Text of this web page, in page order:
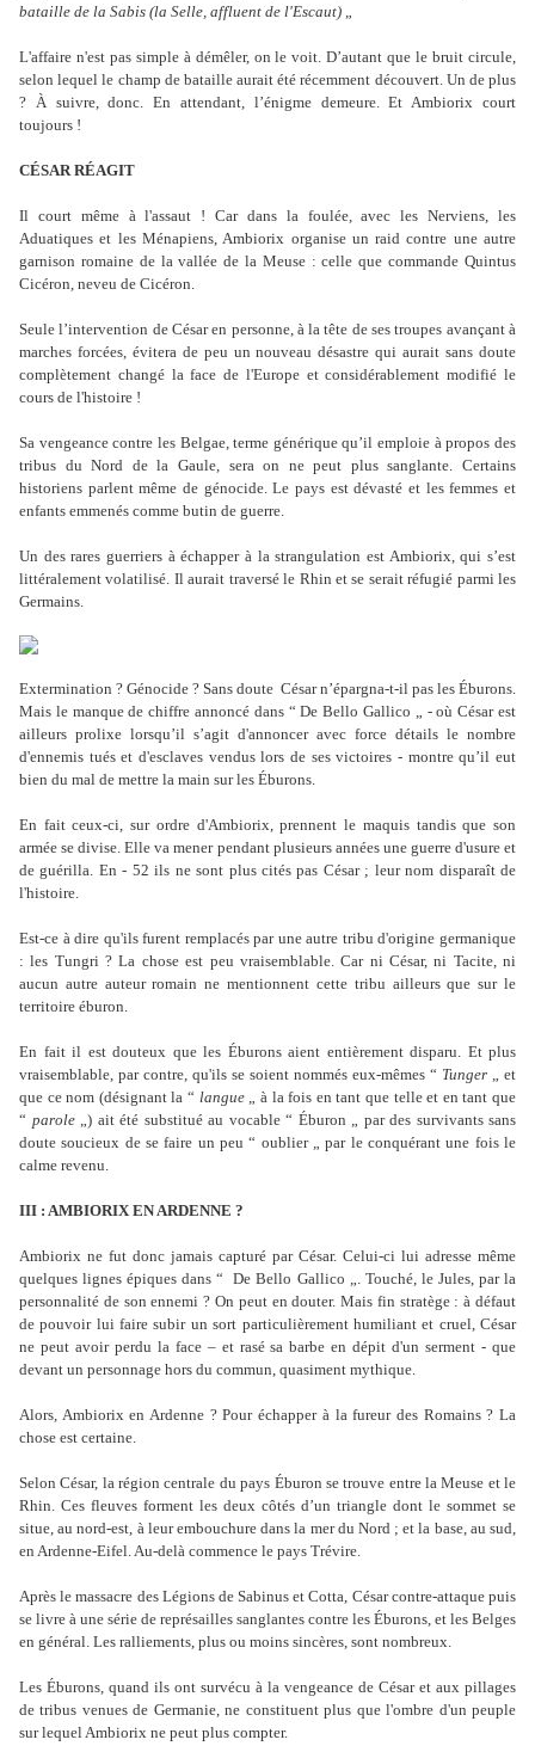
bataille de la Sabis (la Selle, affluent de l'Escaut) „
L'affaire n'est pas simple à démêler, on le voit. D’autant que le bruit circule,
selon lequel le champ de bataille aurait été récemment découvert. Un de plus
? À suivre, donc. En attendant, l’énigme demeure. Et Ambiorix court
toujours !
CÉSAR RÉAGIT
Il court même à l'assaut ! Car dans la foulée, avec les Nerviens, les
Aduatiques et les Ménapiens, Ambiorix organise un raid contre une autre
garnison romaine de la vallée de la Meuse : celle que commande Quintus
Cicéron, neveu de Cicéron.
Seule l’intervention de César en personne, à la tête de ses troupes avançant à
marches forcées, évitera de peu un nouveau désastre qui aurait sans doute
complètement changé la face de l'Europe et considérablement modifié le
cours de l'histoire !
Sa vengeance contre les Belgae, terme générique qu’il emploie à propos des
tribus du Nord de la Gaule, sera on ne peut plus sanglante. Certains
historiens parlent même de génocide. Le pays est dévasté et les femmes et
enfants emmenés comme butin de guerre.
Un des rares guerriers à échapper à la strangulation est Ambiorix, qui s’est
littéralement volatilisé. Il aurait traversé le Rhin et se serait réfugié parmi les
Germains.
Extermination ? Génocide ? Sans doute César n’épargna-t-il pas les Éburons.
Mais le manque de chiffre annoncé dans “ De Bello Gallico „ - où César est
ailleurs prolixe lorsqu’il s’agit d'annoncer avec force détails le nombre
d'ennemis tués et d'esclaves vendus lors de ses victoires - montre qu’il eut
bien du mal de mettre la main sur les Éburons.
En fait ceux-ci, sur ordre d'Ambiorix, prennent le maquis tandis que son
armée se divise. Elle va mener pendant plusieurs années une guerre d'usure et
de guérilla. En - 52 ils ne sont plus cités pas César ; leur nom disparaît de
l'histoire.
Est-ce à dire qu'ils furent remplacés par une autre tribu d'origine germanique
: les Tungri ? La chose est peu vraisemblable. Car ni César, ni Tacite, ni
aucun autre auteur romain ne mentionnent cette tribu ailleurs que sur le
territoire éburon.
En fait il est douteux que les Éburons aient entièrement disparu. Et plus
vraisemblable, par contre, qu'ils se soient nommés eux-mêmes “ Tunger „ et
que ce nom (désignant la “ langue„ à la fois en tant que telle et en tant que
“ parole„) ait été substitué au vocable “ Éburon „ par des survivants sans
doute soucieux de se faire un peu “ oublier „ par le conquérant une fois le
calme revenu.
III : AMBIORIX EN ARDENNE ?
Ambiorix ne fut donc jamais capturé par César. Celui-ci lui adresse même
quelques lignes épiques dans “ De Bello Gallico „. Touché, le Jules, par la
personnalité de son ennemi ? On peut en douter. Mais fin stratège : à défaut
de pouvoir lui faire subir un sort particulièrement humiliant et cruel, César
ne peut avoir perdu la face – et rasé sa barbe en dépit d'un serment - que
devant un personnage hors du commun, quasiment mythique.
Alors, Ambiorix en Ardenne ? Pour échapper à la fureur des Romains ? La
chose est certaine.
Selon César, la région centrale du pays Éburon se trouve entre la Meuse et le
Rhin. Ces fleuves forment les deux côtés d’un triangle dont le sommet se
situe, au nord-est, à leur embouchure dans la mer du Nord ; et la base, au sud,
en Ardenne-Eifel. Au-delà commence le pays Trévire.
Après le massacre des Légions de Sabinus et Cotta, César contre-attaque puis
se livre à une série de représailles sanglantes contre les Éburons, et les Belges
en général. Les ralliements, plus ou moins sincères, sont nombreux.
Les Éburons, quand ils ont survécu à la vengeance de César et aux pillages
de tribus venues de Germanie, ne constituent plus que l'ombre d'un peuple
sur lequel Ambiorix ne peut plus compter.